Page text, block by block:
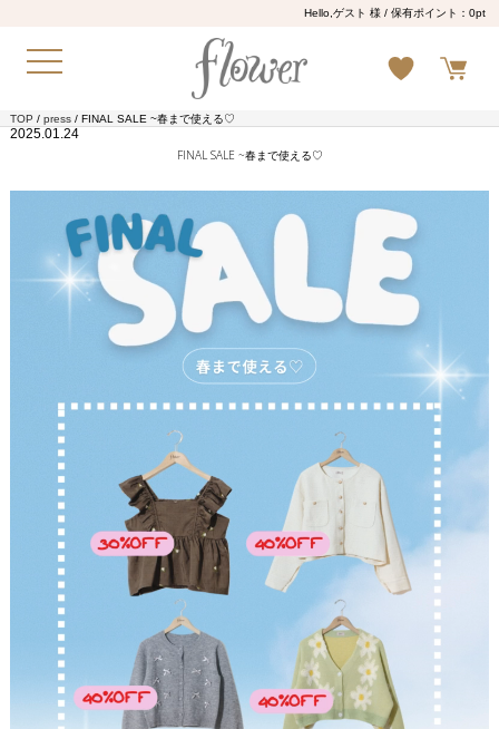
Hello,ゲスト 様 / 保有ポイント：0pt
TOP / press/ FINAL SALE ~春まで使える♡
2025.01.24
FINAL SALE ~春まで使える♡